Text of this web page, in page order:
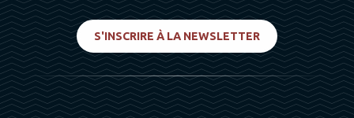
S'INSCRIRE À LA NEWSLETTER